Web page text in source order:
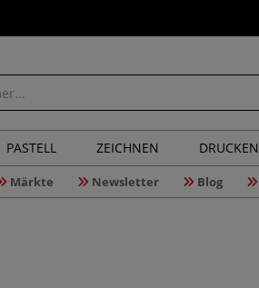
PASTELL ZEICHNEN DRUCKEN
Märkte Newsletter Blog